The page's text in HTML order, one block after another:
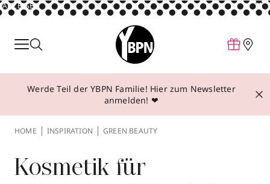
ANZEIGE
Parfum
Make-up
Behandlungen
Über YBPN
Werde Teil der YBPN Familie! Hier zum Newsletter
anmelden! ❤
HOME INSPIRATION GREEN BEAUTY
Kosmetik für